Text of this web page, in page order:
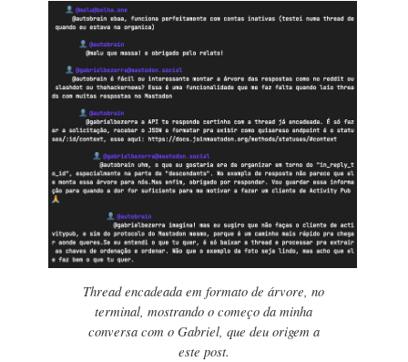
Thread encadeada em formato de árvore, no
terminal, mostrando o começo da minha
conversa com o Gabriel, que deu origem a
este post.